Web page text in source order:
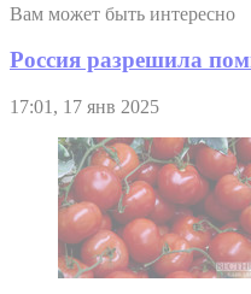
Вам может быть интересно
Россия разрешила
17:01, 17 янв 2025